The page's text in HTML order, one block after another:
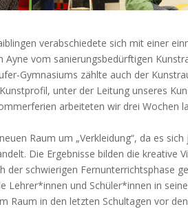
verabschiedete sich mit einer
vom sanierungsbedürftigen
Gymnasiums zählte auch der
unter der Leitung unseres
arbeiteten wir drei Wochen
Raum um „Verkleidung“, da es sich
Die Ergebnisse bilden die kreative
schwierigen Fernunterrichtsphase
und Schüler*innen in
Raum in den letzten Schultagen vor